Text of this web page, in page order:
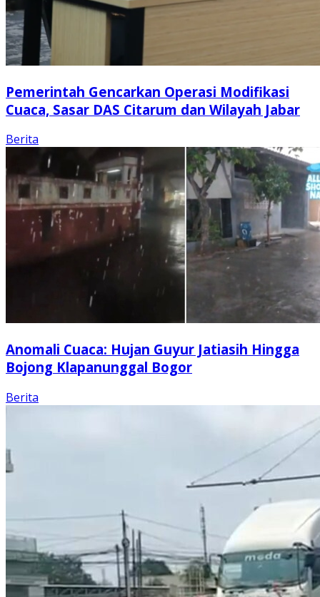
Pemerintah Gencarkan Operasi Modifikasi
Cuaca, Sasar DAS Citarum dan Wilayah Jabar
Berita
Anomali Cuaca: Hujan Guyur Jatiasih Hingga
Bojong Klapanunggal Bogor
Berita